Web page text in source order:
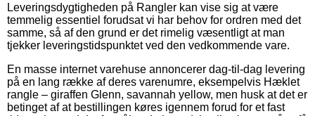
Leveringsdygtigheden på Rangler kan vise sig at være
temmelig essentiel forudsat vi har behov for ordren med det
samme, så af den grund er det rimelig væsentligt at man
tjekker leveringstidspunktet ved den vedkommende vare.
En masse internet varehuse annoncerer dag-til-dag levering
på en lang række af deres varenumre, eksempelvis Hæklet
rangle – giraffen Glenn, savannah yellow, men husk at det er
betinget af at bestillingen køres igennem forud for et fast